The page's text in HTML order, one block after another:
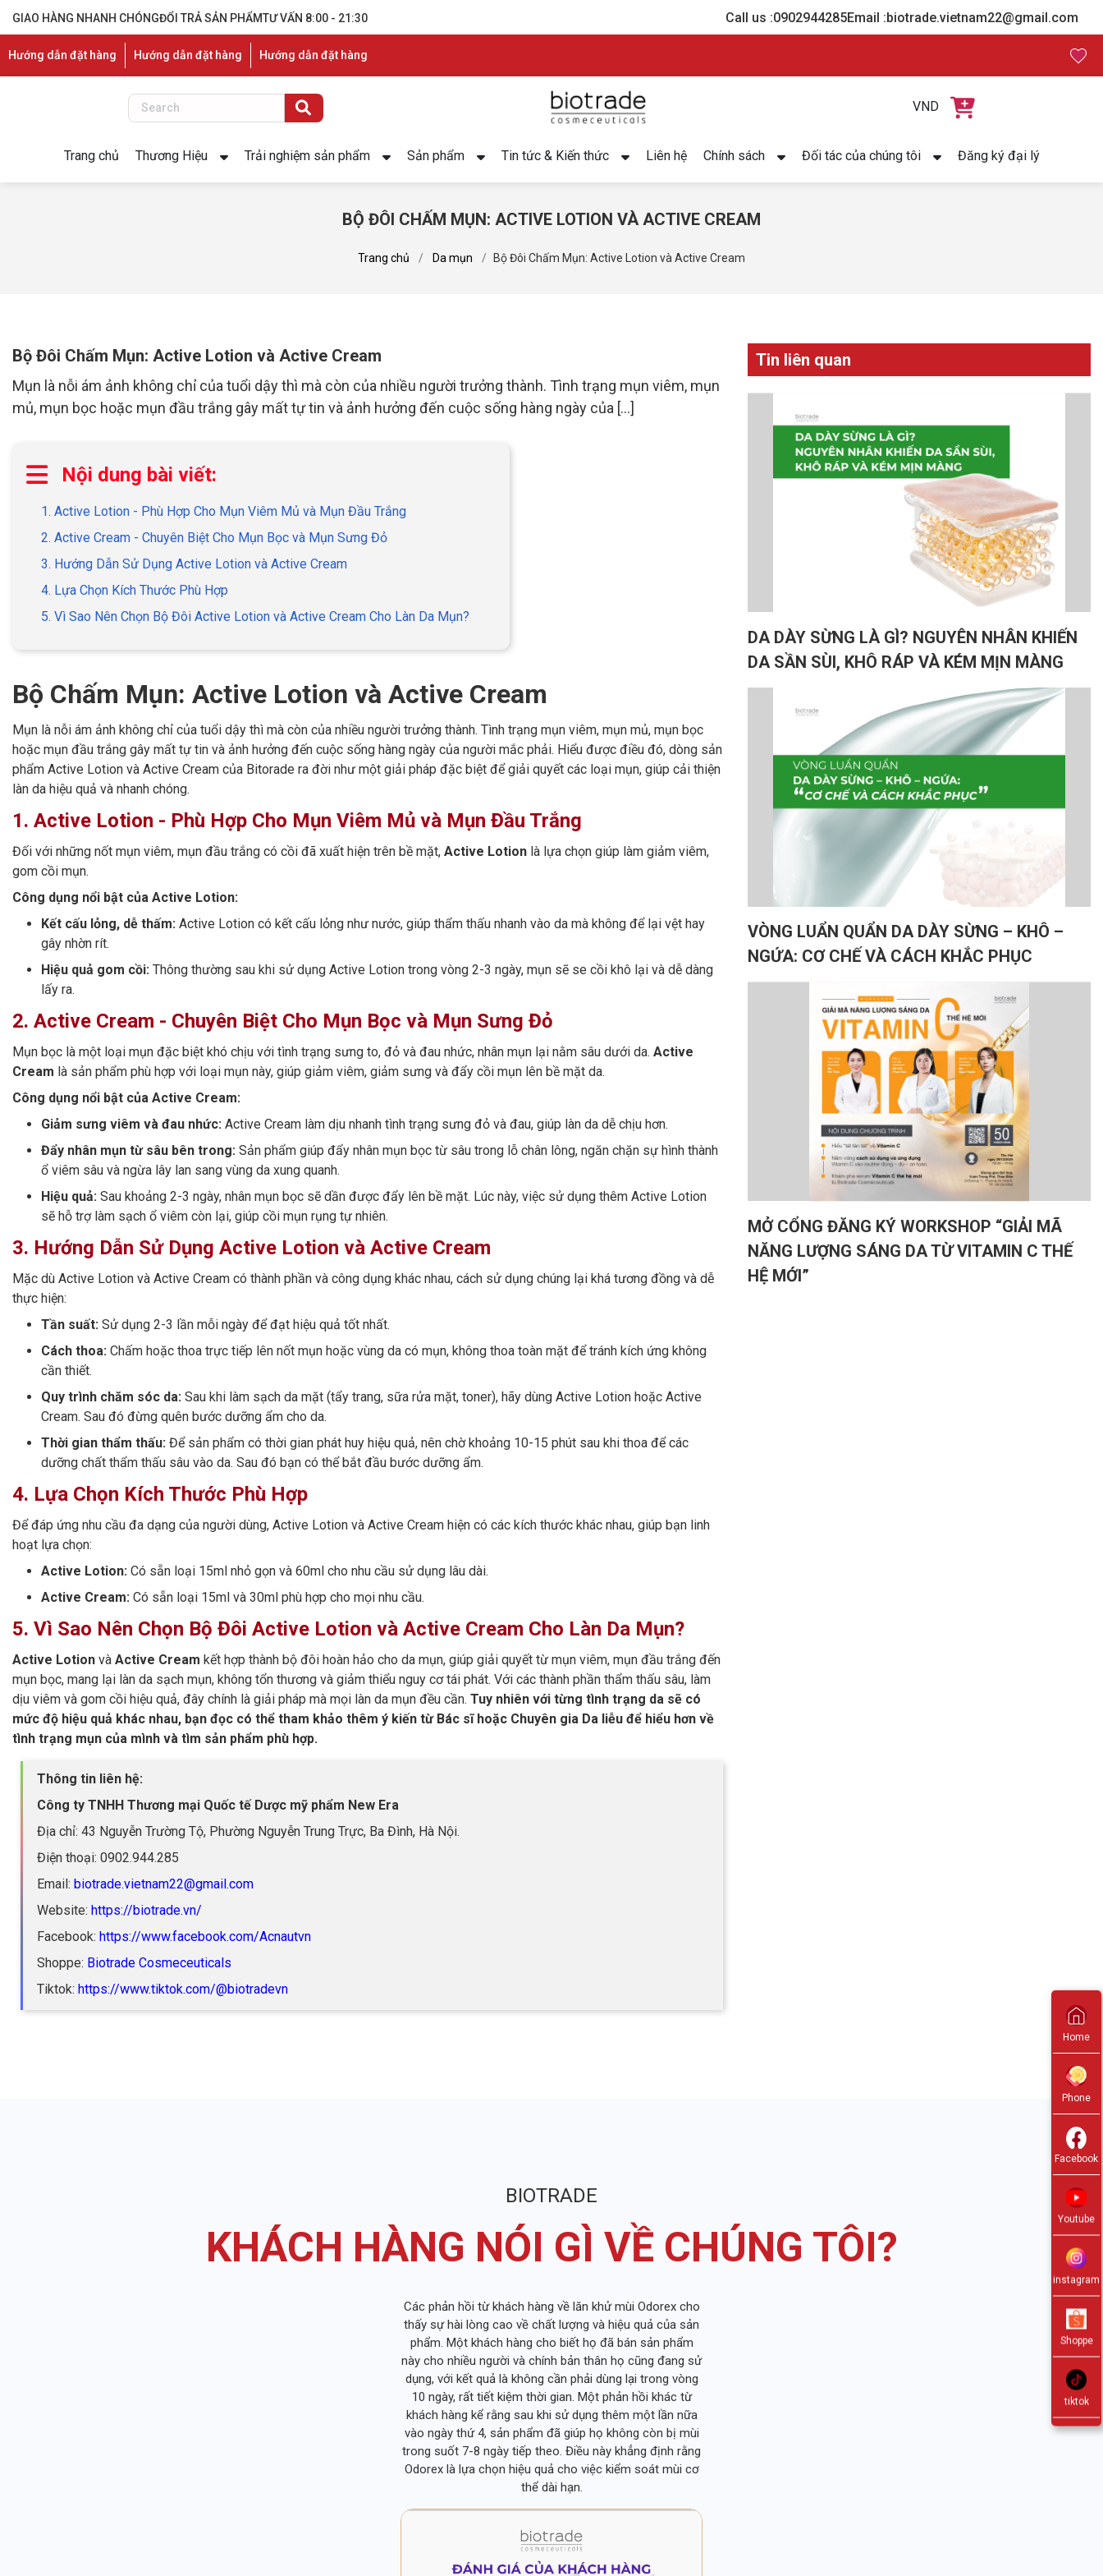
GIAO HÀNG NHANH CHÓNGĐỔI TRẢ SẢN PHẨMTƯ VẤN 8:00 - 21:30 Call us :0902944285Email :biotrade.vietnam22@gmail.com
Hướng dẫn đặt hàng Hướng dẫn đặt hàng Hướng dẫn đặt hàng
VND
Trang chủ Thương Hiệu Trải nghiệm sản phẩm Sản phẩm Tin tức & Kiến thức Liên hệ Chính sách Đối tác của chúng tôi Đăng ký đại lý
Home
Phone
Facebook
Youtube
instagram
Shoppe
tiktok
BỘ ĐÔI CHẤM MỤN: ACTIVE LOTION VÀ ACTIVE CREAM
Trang chủ Da mụn Bộ Đôi Chấm Mụn: Active Lotion và Active Cream
Bộ Đôi Chấm Mụn: Active Lotion và Active Cream
Mụn là nỗi ám ảnh không chỉ của tuổi dậy thì mà còn của nhiều người trưởng thành. Tình trạng mụn viêm, mụn
mủ, mụn bọc hoặc mụn đầu trắng gây mất tự tin và ảnh hưởng đến cuộc sống hàng ngày của [...]
Nội dung bài viết:
1. Active Lotion - Phù Hợp Cho Mụn Viêm Mủ và Mụn Đầu Trắng
2. Active Cream - Chuyên Biệt Cho Mụn Bọc và Mụn Sưng Đỏ
3. Hướng Dẫn Sử Dụng Active Lotion và Active Cream
4. Lựa Chọn Kích Thước Phù Hợp
5. Vì Sao Nên Chọn Bộ Đôi Active Lotion và Active Cream Cho Làn Da Mụn?
Bộ Chấm Mụn: Active Lotion và Active Cream
Mụn là nỗi ám ảnh không chỉ của tuổi dậy thì mà còn của nhiều người trưởng thành. Tình trạng mụn viêm, mụn mủ, mụn bọc
hoặc mụn đầu trắng gây mất tự tin và ảnh hưởng đến cuộc sống hàng ngày của người mắc phải. Hiểu được điều đó, dòng sản
phẩm Active Lotion và Active Cream của Bitorade ra đời như một giải pháp đặc biệt để giải quyết các loại mụn, giúp cải thiện
làn da hiệu quả và nhanh chóng.
1. Active Lotion - Phù Hợp Cho Mụn Viêm Mủ và Mụn Đầu Trắng
Đối với những nốt mụn viêm, mụn đầu trắng có cồi đã xuất hiện trên bề mặt, Active Lotion là lựa chọn giúp làm giảm viêm,
gom cồi mụn.
Công dụng nổi bật của Active Lotion:
Kết cấu lỏng, dễ thấm: Active Lotion có kết cấu lỏng như nước, giúp thẩm thấu nhanh vào da mà không để lại vệt hay
gây nhờn rít.
Hiệu quả gom cồi: Thông thường sau khi sử dụng Active Lotion trong vòng 2-3 ngày, mụn sẽ se cồi khô lại và dễ dàng
lấy ra.
2. Active Cream - Chuyên Biệt Cho Mụn Bọc và Mụn Sưng Đỏ
Mụn bọc là một loại mụn đặc biệt khó chịu với tình trạng sưng to, đỏ và đau nhức, nhân mụn lại nằm sâu dưới da. Active
Cream là sản phẩm phù hợp với loại mụn này, giúp giảm viêm, giảm sưng và đẩy cồi mụn lên bề mặt da.
Công dụng nổi bật của Active Cream:
Giảm sưng viêm và đau nhức: Active Cream làm dịu nhanh tình trạng sưng đỏ và đau, giúp làn da dễ chịu hơn.
Đẩy nhân mụn từ sâu bên trong: Sản phẩm giúp đẩy nhân mụn bọc từ sâu trong lỗ chân lông, ngăn chặn sự hình thành
ổ viêm sâu và ngừa lây lan sang vùng da xung quanh.
Hiệu quả: Sau khoảng 2-3 ngày, nhân mụn bọc sẽ dần được đẩy lên bề mặt. Lúc này, việc sử dụng thêm Active Lotion
sẽ hỗ trợ làm sạch ổ viêm còn lại, giúp cồi mụn rụng tự nhiên.
3. Hướng Dẫn Sử Dụng Active Lotion và Active Cream
Mặc dù Active Lotion và Active Cream có thành phần và công dụng khác nhau, cách sử dụng chúng lại khá tương đồng và dễ
thực hiện:
Tần suất: Sử dụng 2-3 lần mỗi ngày để đạt hiệu quả tốt nhất.
Cách thoa: Chấm hoặc thoa trực tiếp lên nốt mụn hoặc vùng da có mụn, không thoa toàn mặt để tránh kích ứng không
cần thiết.
Quy trình chăm sóc da: Sau khi làm sạch da mặt (tẩy trang, sữa rửa mặt, toner), hãy dùng Active Lotion hoặc Active
Cream. Sau đó đừng quên bước dưỡng ẩm cho da.
Thời gian thẩm thấu: Để sản phẩm có thời gian phát huy hiệu quả, nên chờ khoảng 10-15 phút sau khi thoa để các
dưỡng chất thẩm thấu sâu vào da. Sau đó bạn có thể bắt đầu bước dưỡng ẩm.
4. Lựa Chọn Kích Thước Phù Hợp
Để đáp ứng nhu cầu đa dạng của người dùng, Active Lotion và Active Cream hiện có các kích thước khác nhau, giúp bạn linh
hoạt lựa chọn:
Active Lotion: Có sẵn loại 15ml nhỏ gọn và 60ml cho nhu cầu sử dụng lâu dài.
Active Cream: Có sẵn loại 15ml và 30ml phù hợp cho mọi nhu cầu.
5. Vì Sao Nên Chọn Bộ Đôi Active Lotion và Active Cream Cho Làn Da Mụn?
Active Lotion và Active Cream kết hợp thành bộ đôi hoàn hảo cho da mụn, giúp giải quyết từ mụn viêm, mụn đầu trắng đến
mụn bọc, mang lại làn da sạch mụn, không tổn thương và giảm thiểu nguy cơ tái phát. Với các thành phần thẩm thấu sâu, làm
dịu viêm và gom cồi hiệu quả, đây chính là giải pháp mà mọi làn da mụn đều cần. Tuy nhiên với từng tình trạng da sẽ có
mức độ hiệu quả khác nhau, bạn đọc có thể tham khảo thêm ý kiến từ Bác sĩ hoặc Chuyên gia Da liễu để hiểu hơn về
tình trạng mụn của mình và tìm sản phẩm phù hợp.
Thông tin liên hệ:
Công ty TNHH Thương mại Quốc tế Dược mỹ phẩm New Era
Địa chỉ: 43 Nguyễn Trường Tộ, Phường Nguyễn Trung Trực, Ba Đình, Hà Nội.
Điện thoại: 0902.944.285
Email: biotrade.vietnam22@gmail.com
Website: https://biotrade.vn/
Facebook: https://www.facebook.com/Acnautvn
Shoppe: Biotrade Cosmeceuticals
Tiktok: https://www.tiktok.com/@biotradevn
Tin liên quan
DA DÀY SỪNG LÀ GÌ? NGUYÊN NHÂN KHIẾN
DA SẦN SÙI, KHÔ RÁP VÀ KÉM MỊN MÀNG
VÒNG LUẨN QUẨN DA DÀY SỪNG – KHÔ –
NGỨA: CƠ CHẾ VÀ CÁCH KHẮC PHỤC
MỞ CỔNG ĐĂNG KÝ WORKSHOP “GIẢI MÃ
NĂNG LƯỢNG SÁNG DA TỪ VITAMIN C THẾ
HỆ MỚI”
BIOTRADE
KHÁCH HÀNG NÓI GÌ VỀ CHÚNG TÔI?
Các phản hồi từ khách hàng về lăn khử mùi Odorex cho
thấy sự hài lòng cao về chất lượng và hiệu quả của sản
phẩm. Một khách hàng cho biết họ đã bán sản phẩm
này cho nhiều người và chính bản thân họ cũng đang sử
dụng, với kết quả là không cần phải dùng lại trong vòng
10 ngày, rất tiết kiệm thời gian. Một phản hồi khác từ
khách hàng kể rằng sau khi sử dụng thêm một lần nữa
vào ngày thứ 4, sản phẩm đã giúp họ không còn bị mùi
trong suốt 7-8 ngày tiếp theo. Điều này khẳng định rằng
Odorex là lựa chọn hiệu quả cho việc kiểm soát mùi cơ
thể dài hạn.
Đánh giá từ khách hàng về lăn khử mùi
Biotrade thể hiện sự hài lòng và hiệu quả rõ rệt.
không chỉ mang lại sự thoải mái mà còn giúp
đáng kể tình trạng mùi cơ thể, được nhiều